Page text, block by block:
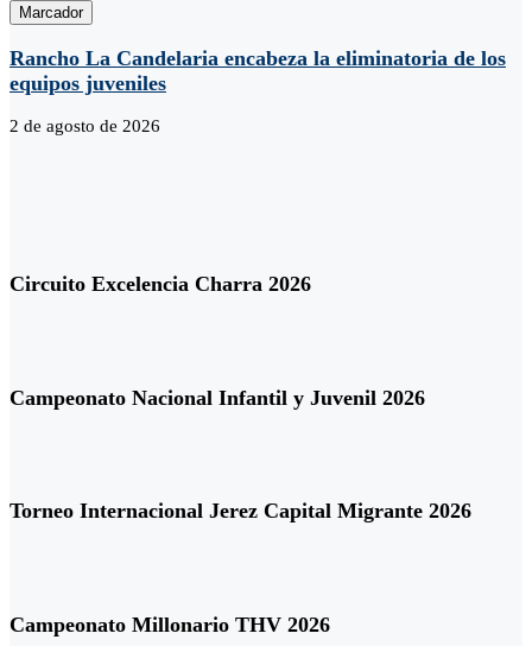
Marcador
Rancho La Candelaria encabeza la eliminatoria de los
equipos juveniles
2 de agosto de 2026
Circuito Excelencia Charra 2026
Campeonato Nacional Infantil y Juvenil 2026
Torneo Internacional Jerez Capital Migrante 2026
Campeonato Millonario THV 2026